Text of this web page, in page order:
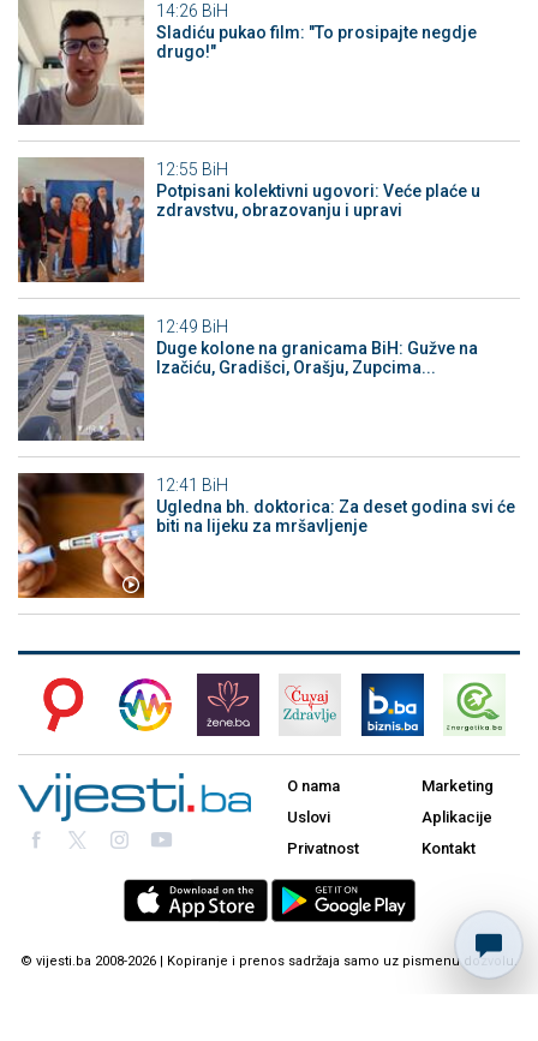
14:26 BiH
Sladiću pukao film: "To prosipajte negdje
drugo!"
12:55 BiH
Potpisani kolektivni ugovori: Veće plaće u
zdravstvu, obrazovanju i upravi
12:49 BiH
Duge kolone na granicama BiH: Gužve na
Izačiću, Gradišci, Orašju, Zupcima...
12:41 BiH
Ugledna bh. doktorica: Za deset godina svi će
biti na lijeku za mršavljenje
O nama
Uslovi
Privatnost
Marketing
Aplikacije
Kontakt
© vijesti.ba 2008-2026 | Kopiranje i prenos sadržaja samo uz pismenu dozvolu.